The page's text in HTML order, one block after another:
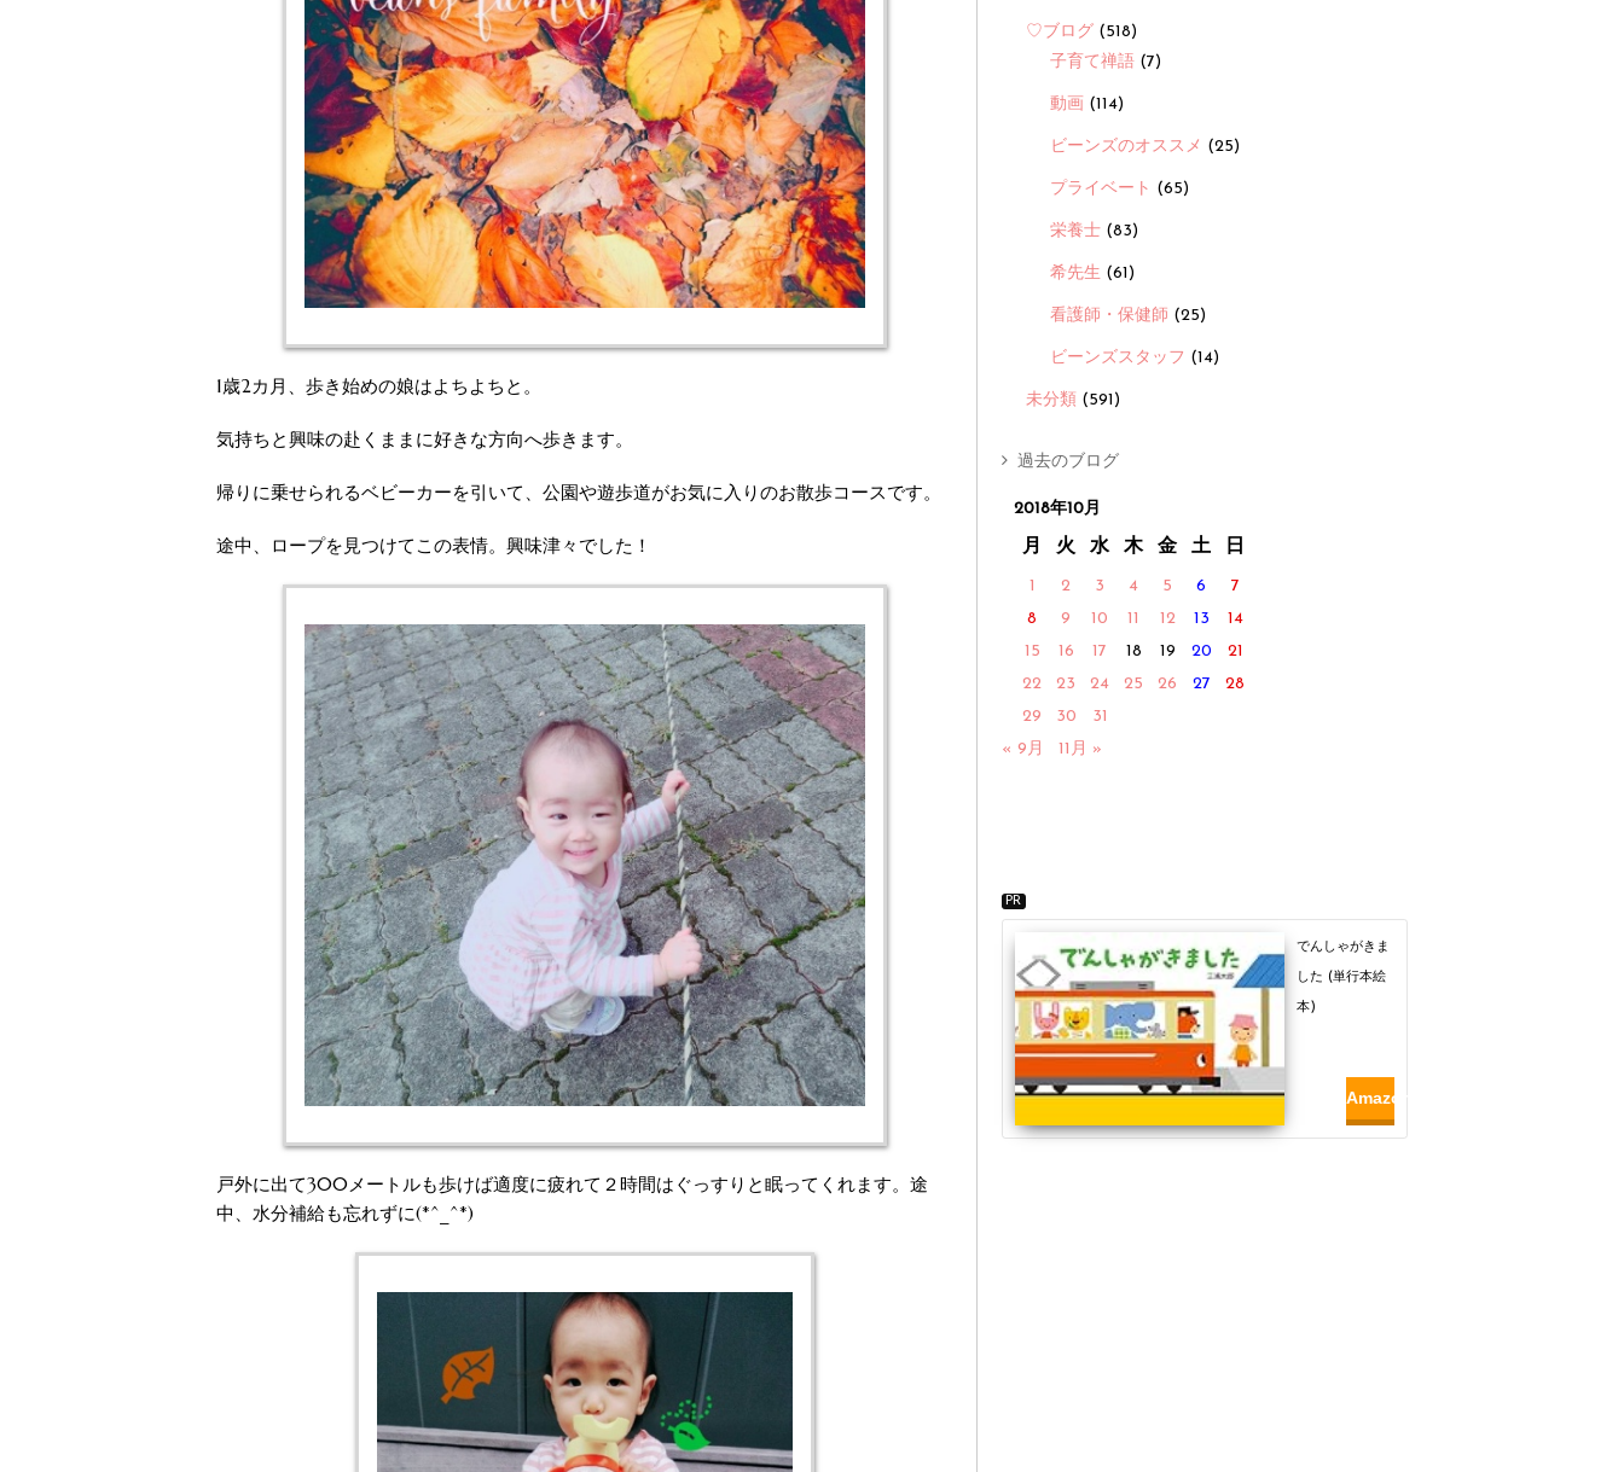
1歳2カ月、歩き始めの娘はよちよちと。
気持ちと興味の赴くままに好きな方向へ歩きます。
帰りに乗せられるベビーカーを引いて、公園や遊歩道がお気に入りのお散歩コースです。
途中、ロープを見つけてこの表情。興味津々でした！
戸外に出て300メートルも歩けば適度に疲れて２時間はぐっすりと眠ってくれます。途
中、水分補給も忘れずに(*^_^*)
♡ブログ (518)
子育て禅語 (7)
動画 (114)
ビーンズのオススメ (25)
プライベート (65)
栄養士 (83)
希先生 (61)
看護師・保健師 (25)
ビーンズスタッフ (14)
未分類 (591)
過去のブログ
2018年10月
月 火 水 木 金 土 日
1 2 3 4 5 6
7
8
9 10 11 12 13
14
15
16 17 18 19 20
21
22
23 24 25 26 27
28
29
30
31
« 9月
11月 »
PR
でんしゃがきま
した (単行本絵
本)
Amazon